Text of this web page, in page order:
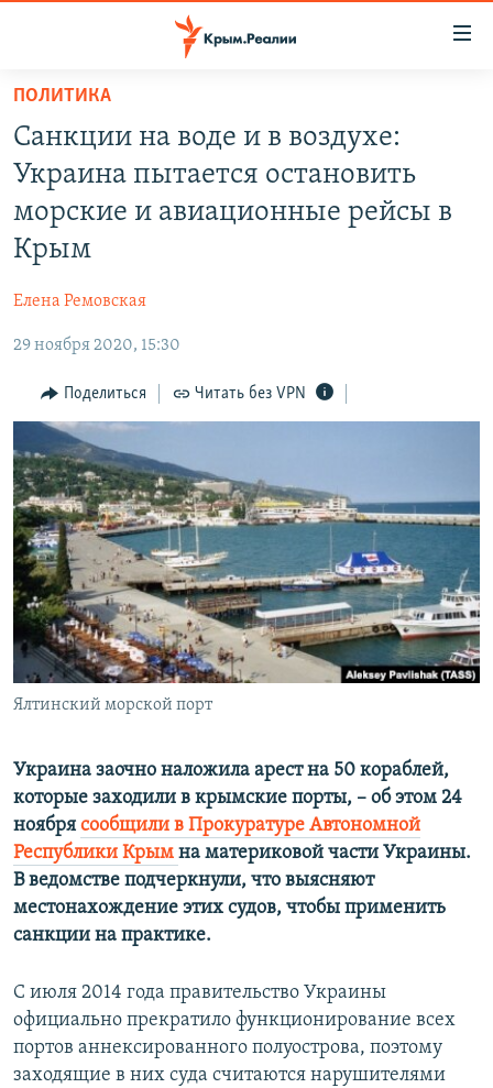
Вернуться
основному
содержанию
Вернутся
главной
Вернутся
СПЕЦПРОЕКТЫ
ВОДА
ИСТОРИЯ
ИНФОГРАФИКА
ТЕЛЕПРОЕКТ КРЫМ.РЕАЛИИ
СОВЕТЫ ПРАВОЗАЩИТНИКОВ
ПРОПАВШИЕ БЕЗ ВЕСТИ
ПОБЕДИТЕЛЕЙ НЕ СУДЯТ?
КРЫМ.НЕПОКОРЕННЫЙ
ELIFBE
УКРАИНСКАЯ ПРОБЛЕМА КРЫМА
КАК ОБОЙТИ БЛОКИРОВКУ
Qırımtatar
ПРИСОЕДИНЯЙТЕСЬ!
Все сайты RFE/RL
ПОЛИТИКА
Санкции на воде и в воздухе:
Украина пытается остановить
морские и авиационные рейсы в
Крым
Елена Ремовская
29 ноября 2020, 15:30
Поделиться Читать без VPN
Ялтинский морской порт
Украина заочно наложила арест на 50 кораблей,
которые заходили в крымские порты, – об этом 24
ноября сообщили в Прокуратуре Автономной
Республики Крым на материковой части Украины.
В ведомстве подчеркнули, что выясняют
местонахождение этих судов, чтобы применить
санкции на практике.
С июля 2014 года правительство Украины
официально прекратило функционирование всех
портов аннексированного полуострова, поэтому
заходящие в них суда считаются нарушителями